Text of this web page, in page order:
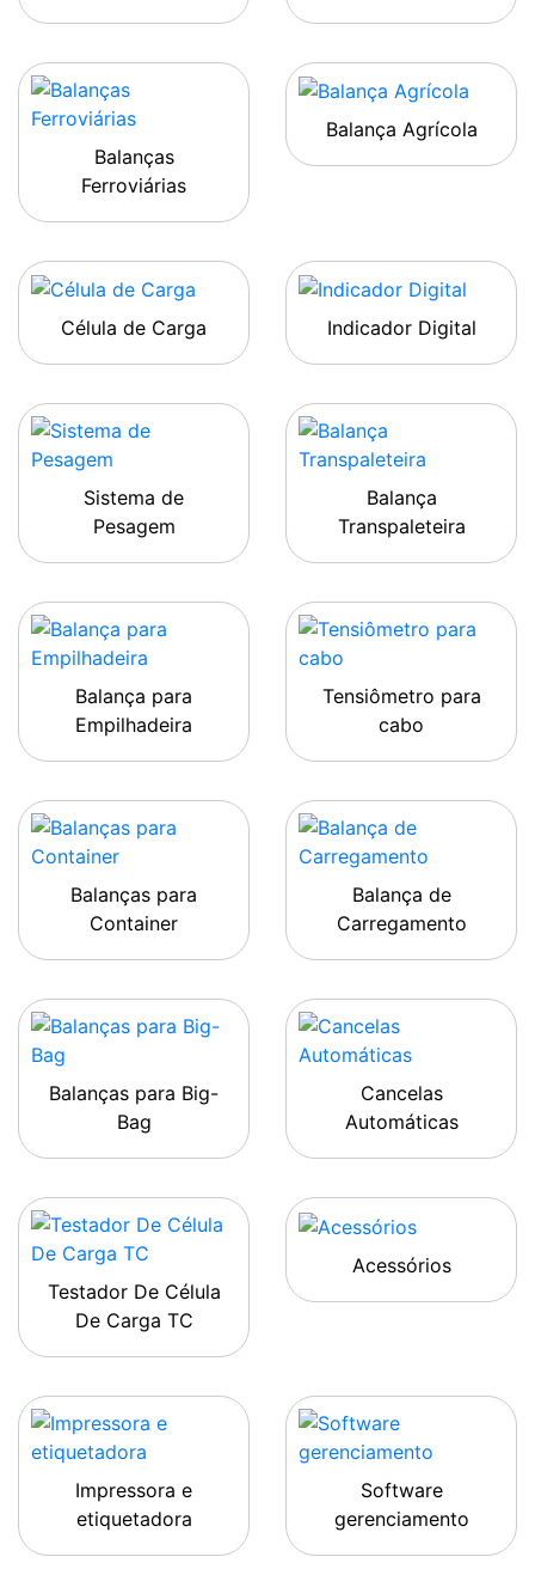
Balanças
Ferroviárias
Balança Agrícola
Célula de Carga Indicador Digital
Sistema de
Pesagem
Balança
Transpaleteira
Balança para
Empilhadeira
Tensiômetro para
cabo
Balanças para
Container
Balança de
Carregamento
Balanças para Big-
Bag
Cancelas
Automáticas
Testador De Célula
De Carga TC
Acessórios
Impressora e
etiquetadora
Software
gerenciamento